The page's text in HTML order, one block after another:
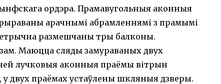
ордэра. Прамавугольныя аконныя
арачнымі абрамленнямі з прамымі
размешчаны тры балконы.
Маюцца сляды замураваных двух
лучковыя аконныя праёмы вітрын
двух праёмах устаўлены шкляныя дзверы.